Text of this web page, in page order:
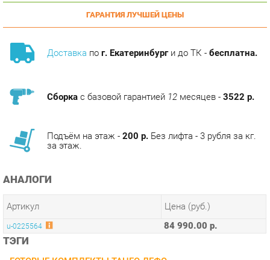
Доставкапог. Екатеринбурги до ТК -бесплатна.
АНАЛОГИ
Артикул
u-0225564 84 990.00 р.
ТЭГИ
ГОТОВЫЕ КОМПЛЕКТЫ ТАНГО ДЕФО
КОЛЛЕКЦИИ